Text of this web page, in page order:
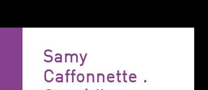
PARLÉES
Samy
Caffonnette .